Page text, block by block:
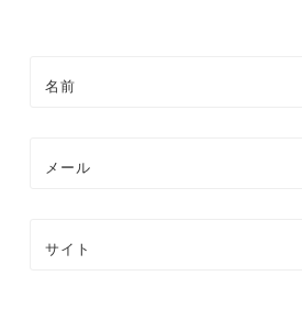
名前
メール
サイト